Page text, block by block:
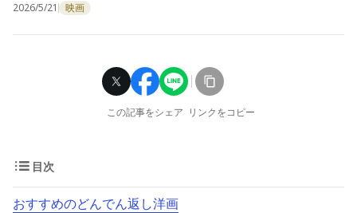
2026/5/21 映画
この記事をシェア リンクをコピー
目次
おすすめのどんでん返し洋画